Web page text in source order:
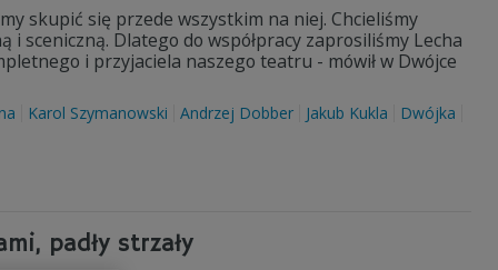
skupić się przede wszystkim na niej. Chcieliśmy
sceniczną. Dlatego do współpracy zaprosiliśmy Lecha
i przyjaciela naszego teatru - mówił w Dwójce
Karol Szymanowski Andrzej Dobber Jakub Kukla
Dwójka
padły strzały